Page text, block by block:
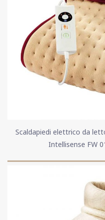
Scaldapiedi elettrico da
Intellisense FW